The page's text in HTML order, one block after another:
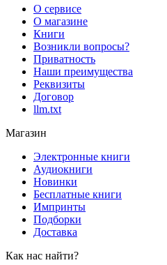
О сервисе
О магазине
Книги
Возникли вопросы?
Приватность
Наши преимущества
Реквизиты
Договор
llm.txt
Магазин
Электронные книги
Аудиокниги
Новинки
Бесплатные книги
Импринты
Подборки
Доставка
Как нас найти?